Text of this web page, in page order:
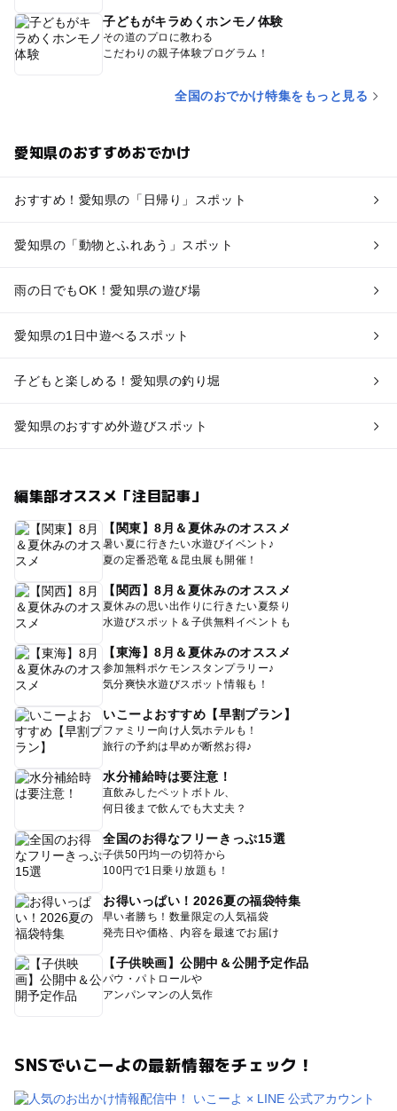
子どもがキラめくホンモノ体験
その道のプロに教わる
こだわりの親子体験プログラム！
全国のおでかけ特集をもっと見る
愛知県のおすすめおでかけ
おすすめ！愛知県の「日帰り」スポット
愛知県の「動物とふれあう」スポット
雨の日でもOK！愛知県の遊び場
愛知県の1日中遊べるスポット
子どもと楽しめる！愛知県の釣り堀
愛知県のおすすめ外遊びスポット
編集部オススメ「注目記事」
【関東】8月＆夏休みのオススメ
暑い夏に行きたい水遊びイベント♪
夏の定番恐竜＆昆虫展も開催！
【関西】8月＆夏休みのオススメ
夏休みの思い出作りに行きたい夏祭り
水遊びスポット＆子供無料イベントも
【東海】8月＆夏休みのオススメ
参加無料ポケモンスタンプラリー♪
気分爽快水遊びスポット情報も！
いこーよおすすめ【早割プラン】
ファミリー向け人気ホテルも！
旅行の予約は早めが断然お得♪
水分補給時は要注意！
直飲みしたペットボトル、
何日後まで飲んでも大丈夫？
全国のお得なフリーきっぷ15選
子供50円均一の切符から
100円で1日乗り放題も！
お得いっぱい！2026夏の福袋特集
早い者勝ち！数量限定の人気福袋
発売日や価格、内容を最速でお届け
【子供映画】公開中＆公開予定作品
パウ・パトロールや
アンパンマンの人気作
SNSでいこーよの最新情報をチェック！